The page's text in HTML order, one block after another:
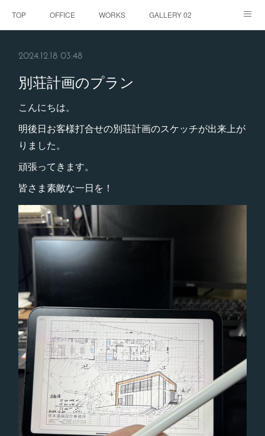
TOP OFFICE WORKS GALLERY 02
2024.12.18 03:48
別荘計画のプラン
こんにちは。
明後日お客様打合せの別荘計画のスケッチが出来上が
りました。
頑張ってきます。
皆さま素敵な一日を！